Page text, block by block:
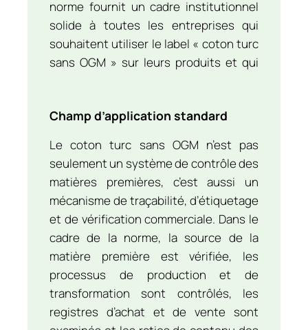
norme fournit un cadre institutionnel
solide à toutes les entreprises qui
souhaitent utiliser le label « coton turc
sans OGM » sur leurs produits et qui
Champ d’application standard
Le coton turc sans OGM n’est pas
seulement un système de contrôle des
matières premières, c’est aussi un
mécanisme de traçabilité, d’étiquetage
et de vérification commerciale. Dans le
cadre de la norme, la source de la
matière première est vérifiée, les
processus de production et de
transformation sont contrôlés, les
registres d’achat et de vente sont